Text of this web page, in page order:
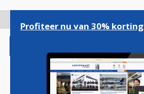
gaan
Profiteer nu van 30% korting